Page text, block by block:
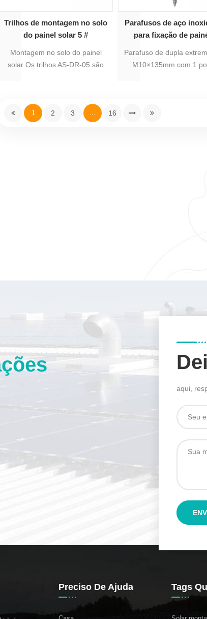
Trilhos de montagem no solo
do painel solar 5 #
Montagem no solo do painel
solar Os trilhos AS-DR-05 são
tamanhos de perfil para opção,
Parafusos de aço
para fixação de
Parafuso de dupla
M10×135mm com 1
telhados metálicos com
1 2 3 16
aqui,
Preciso De Ajuda Tags